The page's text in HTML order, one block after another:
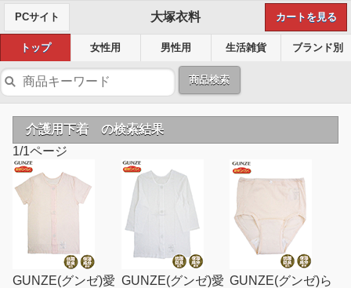
PCサイト 大塚衣料 カートを見る
トップ 女性用 男性用 生活雑貨 ブランド別
商品検索
介護用下着 の検索結果
1/1ページ
GUNZE(グンゼ)愛 GUNZE(グンゼ)愛 GUNZE(グンゼ)ら